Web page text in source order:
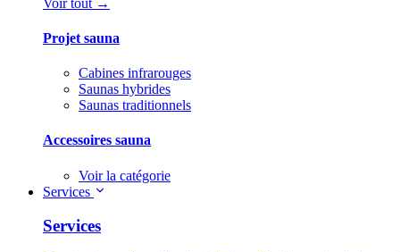
Projet sauna
Cabines infrarouges
Saunas hybrides
Saunas traditionnels
Accessoires sauna
Voir la catégorie
Services
Services